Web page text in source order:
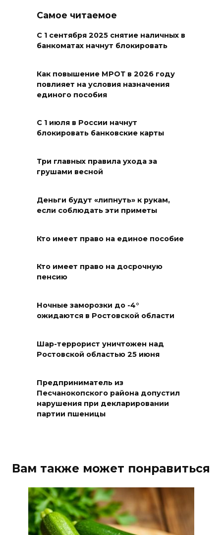
бывшей жены, эвакуированы
08 августа 2026 13:19
Юрий Слюсарь поздравил
жителей Ростовской области
с Днем физкультурника
Новороссийске
В Ростовской области
техногенных пожаров и 30
08 августа 2026 10:35
объявили штормовое
предупреждение из-за
08 августа 2026 09:32
Азовского моря сбили
вражеские БПЛА
08 августа 2026 09:29
августа
08 августа 2026 09:23
Ночью дежурными силами
ПВО перехвачены и
Самое читаемое
С 1 сентября 2025 снятие наличных в
банкоматах начнут блокировать
Как повышение МРОТ в 2026 году
повлияет на условия назначения
единого пособия
С 1 июля в России начнут
блокировать банковские карты
Три главных правила ухода за
грушами весной
Деньги будут «липнуть» к рукам,
если соблюдать эти приметы
Кто имеет право на единое пособие
Кто имеет право на досрочную
пенсию
Ночные заморозки до -4°
ожидаются в Ростовской области
Шар-террорист уничтожен над
Ростовской областью 25 июня
Предприниматель из
Песчанокопского района допустил
нарушения при декларировании
партии пшеницы
Вам также может понравиться